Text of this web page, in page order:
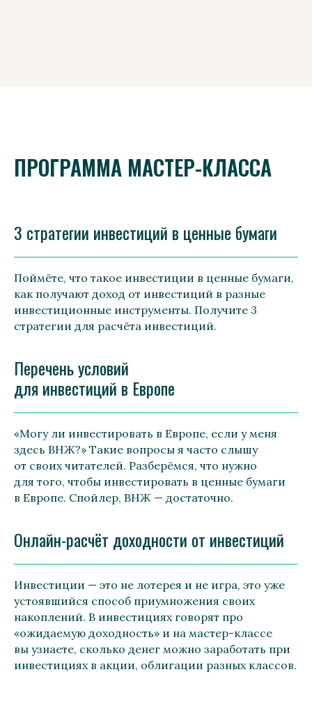
ПРОГРАММА МАСТЕР-КЛАССА
3 стратегии инвестиций в ценные бумаги
Поймёте, что такое инвестиции в ценные бумаги,
как получают доход от инвестиций в разные
инвестиционные инструменты. Получите 3
стратегии для расчёта инвестиций.
Перечень условий
для инвестиций в Европе
«Могу ли инвестировать в Европе, если у меня
здесь ВНЖ?» Такие вопросы я часто слышу
от своих читателей. Разберёмся, что нужно
для того, чтобы инвестировать в ценные бумаги
в Европе. Спойлер, ВНЖ — достаточно.
Онлайн-расчёт доходности от инвестиций
Инвестиции — это не лотерея и не игра, это уже
устоявшийся способ приумножения своих
накоплений. В инвестициях говорят про
«ожидаемую доходность» и на мастер-классе
вы узнаете, сколько денег можно заработать при
инвестициях в акции, облигации разных классов.